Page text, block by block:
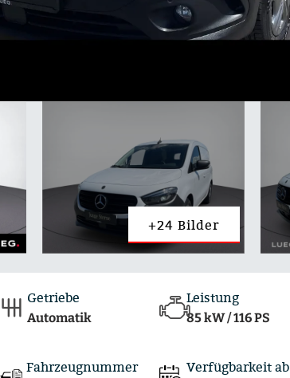
+24 Bilder
Getriebe
Automatik
Leistung
85 kW / 116 PS
Fahrzeugnummer Verfügbarkeit ab